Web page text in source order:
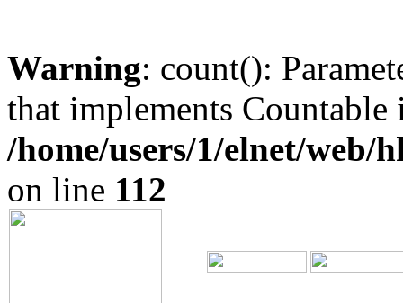
Warning: count():
that implements Countable
/home/users/1/elnet/web/
on line 112